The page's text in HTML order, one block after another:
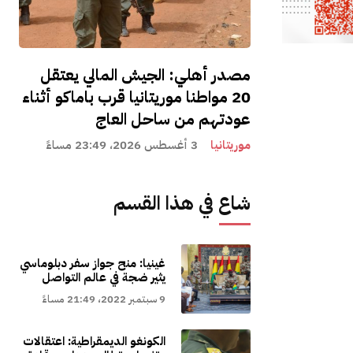
مصدر أهلي: الجيش المالي يعتقل
20 مواطنا موريتانيا قرب باماكو أثناء
عودتهم من ساحل العاج
موريتانيا 3 أغسطس 2026، 23:49 مساءً
شاع في هذا القسم
غينيا: منح جواز سفر دبلوماسي
يثير ضجة في عالم التواصل
9 سبتمبر 2022، 21:49 مساءً
الكونغو الديمقراطية: اعتقالات